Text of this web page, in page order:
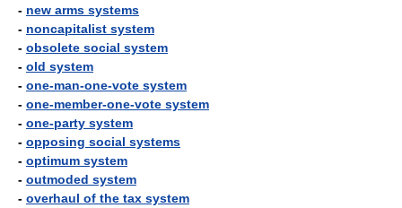
- new arms systems
- noncapitalist system
- obsolete social system
- old system
- one-man-one-vote system
- one-member-one-vote system
- one-party system
- opposing social systems
- optimum system
- outmoded system
- overhaul of the tax system